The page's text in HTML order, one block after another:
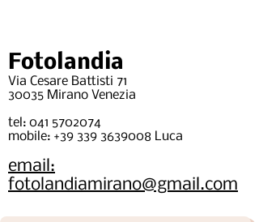
Fotolandia
Via Cesare Battisti 71
30035 Mirano Venezia
tel: 041 5702074
mobile: +39 339 3639008 Luca
email:
fotolandiamirano@gmail.com